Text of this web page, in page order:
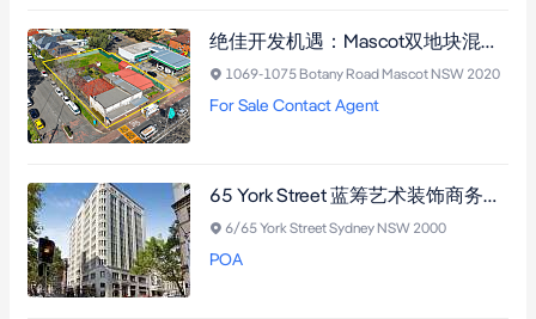
绝佳开发机遇：Mascot双地块混合用途物业，首度面市五十年，毗邻购物中心与交通枢纽
1069-1075 Botany Road Mascot NSW 2020
For Sale Contact Agent
65 York Street 蓝筹艺术装饰商务楼宇，123平方米明亮办公公寓，多面采光，毗邻Martin Place与Wynyard Station交通枢纽
6/65 York Street Sydney NSW 2000
POA